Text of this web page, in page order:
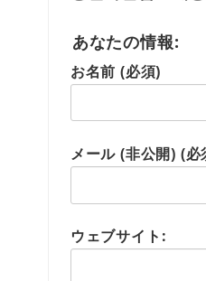
あなたの情報:
お名前 (必須)
メール (非公開) (必
ウェブサイト: